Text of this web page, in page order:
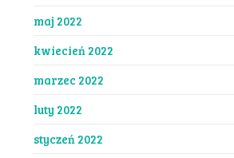
maj 2022
kwiecień 2022
marzec 2022
luty 2022
styczeń 2022